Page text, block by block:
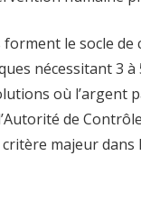
le socle de
nécessitant 3
où l’argent
de
majeur dans